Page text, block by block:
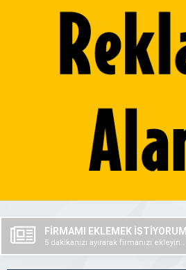
FİRMAMI EKLEMEK İSTİYORUM
5 dakikanızı ayırarak firmanızı ekleyin..